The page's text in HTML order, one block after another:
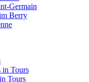
Germain
Berry
in Tours
Tours